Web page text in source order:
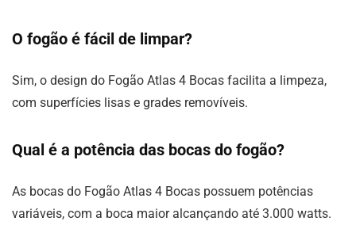
O fogão é fácil de limpar?
Sim, o design do Fogão Atlas 4 Bocas facilita a limpeza,
com superfícies lisas e grades removíveis.
Qual é a potência das bocas do fogão?
As bocas do Fogão Atlas 4 Bocas possuem potências
variáveis, com a boca maior alcançando até 3.000 watts.